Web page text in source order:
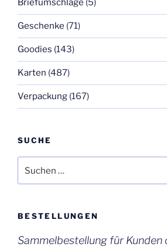
Briefumschläge (5)
Geschenke (71)
Goodies (143)
Karten (487)
Verpackung (167)
SUCHE
nach:
BESTELLUNGEN
Sammelbestellung für Kunden